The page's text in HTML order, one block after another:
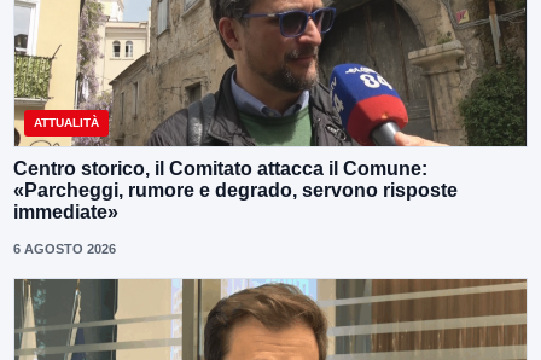
ATTUALITÀ
Centro storico, il Comitato attacca il Comune:
«Parcheggi, rumore e degrado, servono risposte
immediate»
6 AGOSTO 2026